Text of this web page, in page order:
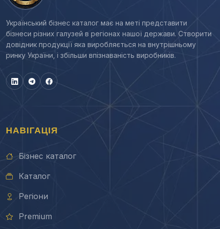
Український бізнес каталог має на меті представити
бізнеси різних галузей в регіонах нашої держави. Створити
довідник продукції яка виробляється на внутрішньому
ринку України, і збільши впізнаваність виробників.
НАВІГАЦІЯ
Бізнес каталог
Каталог
Регіони
Premium